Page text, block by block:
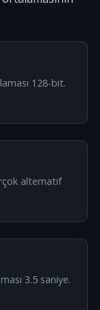
128-bit.
alternatif
3.5 saniye.